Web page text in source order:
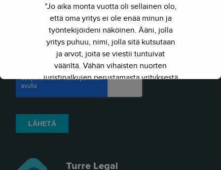
Turre Legal
"Jo aika monta vuotta oli sellainen olo,
että oma yritys ei ole enää minun ja
työntekijöideni näköinen. Ääni, jolla
yritys puhuu, nimi, jolla sitä kutsutaan
ja arvot, joita se viestii tuntuivat
vääriltä. Vähän vihaisten nuorten
juristinalkujen perustamasta yrityksestä
Siksi julkaisimme uuden nimen ja
verkkosivun. Out with the old - in with
- Herkko Hietanen